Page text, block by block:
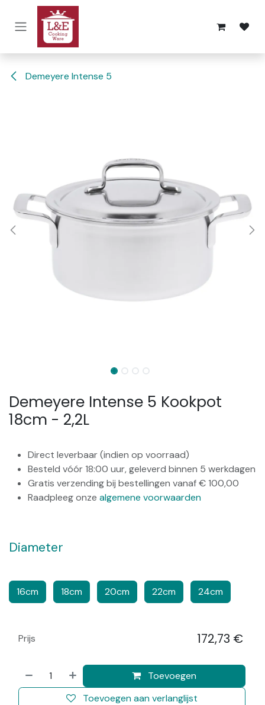
Overslaan naar inhoud
Demeyere Intense 5
Demeyere Intense 5 Kookpot
18cm - 2,2L
Direct leverbaar (indien op voorraad)
Besteld vóór 18:00 uur, geleverd binnen 5 werkdagen
Gratis verzending bij bestellingen vanaf € 100,00
Raadpleeg onze algemene voorwaarden
Diameter
16cm 18cm 20cm 22cm 24cm
Toevoegen
Toevoegen aan verlanglijst
Prijs 172,73 €